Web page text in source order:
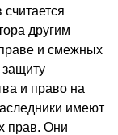
другим
и смежных
защиту
и право на
име­ют
прав. Они